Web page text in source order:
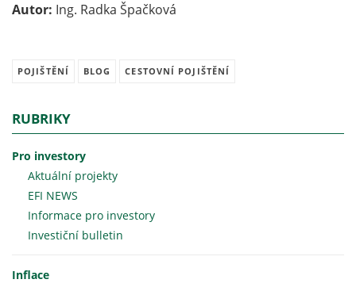
Autor: Ing. Radka Špačková
POJIŠTĚNÍ BLOG CESTOVNÍ POJIŠTĚNÍ
RUBRIKY
Pro investory
Aktuální projekty
EFI NEWS
Informace pro investory
Investiční bulletin
Inflace